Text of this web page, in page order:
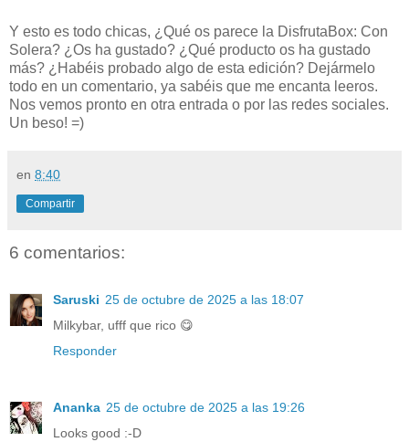
Y esto es todo chicas, ¿Qué os parece la DisfrutaBox: Con
Solera? ¿Os ha gustado? ¿Qué producto os ha gustado
más? ¿Habéis probado algo de esta edición? Dejármelo
todo en un comentario, ya sabéis que me encanta leeros.
Nos vemos pronto en otra entrada o por las redes sociales.
Un beso! =)
en 8:40
Compartir
6 comentarios:
Saruski 25 de octubre de 2025 a las 18:07
Milkybar, ufff que rico 😋
Responder
Ananka 25 de octubre de 2025 a las 19:26
Looks good :-D